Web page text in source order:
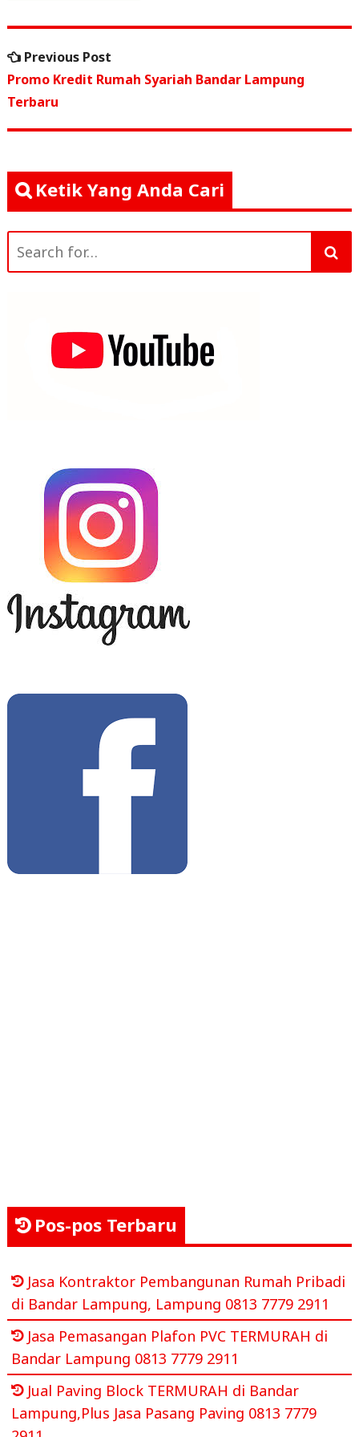
e
b
o
o
k
e
r
l s
p
e
Navigasi
pos
Previous PostPrevious
post:
Promo Kredit Rumah Syariah Bandar Lampung
Terbaru
Ketik Yang Anda Cari
for:
Pos-pos Terbaru
Jasa Kontraktor Pembangunan Rumah Pribadi
di Bandar Lampung, Lampung 0813 7779 2911
Jasa Pemasangan Plafon PVC TERMURAH di
Bandar Lampung 0813 7779 2911
Jual Paving Block TERMURAH di Bandar
Lampung,Plus Jasa Pasang Paving 0813 7779